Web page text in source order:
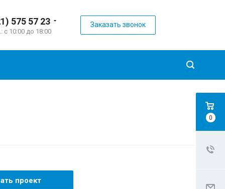
575 57 23
с 10:00 до 18:00
Заказать звонок
проект
0